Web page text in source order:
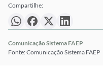
Compartilhe:
Comunicação Sistema FAEP
Fonte: Comunicação Sistema FAEP